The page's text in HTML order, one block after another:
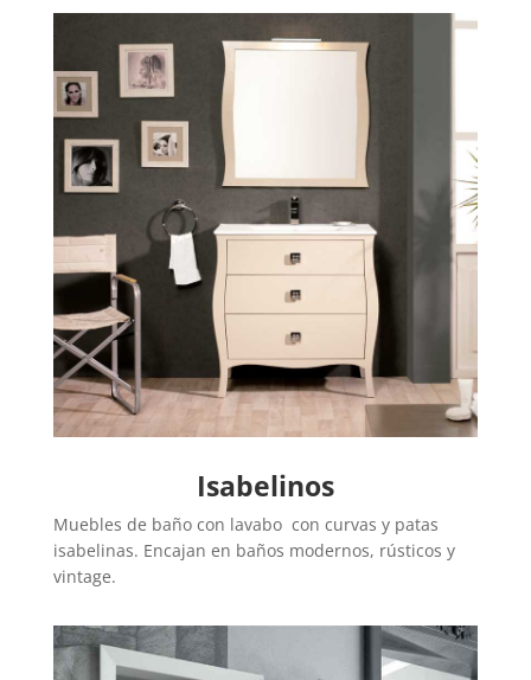
Isabelinos
Muebles de baño con lavabo con curvas y patas
isabelinas. Encajan en baños modernos, rústicos y
vintage.